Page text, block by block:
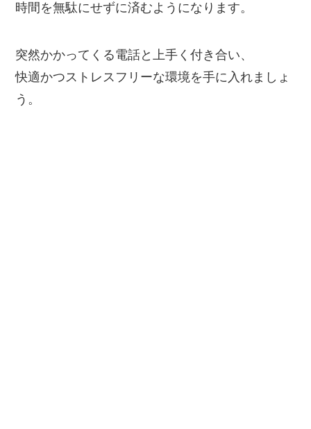
時間を無駄にせずに済むようになります。
突然かかってくる電話と上手く付き合い、
快適かつストレスフリーな環境を手に入れましょ
う。